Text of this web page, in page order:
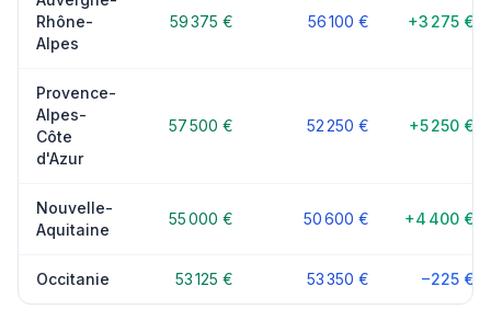
Rhône-
Alpes
59 375 € 56 100 € +3 275 €
Provence-
Alpes-
Côte
d'Azur
57 500 € 52 250 € +5 250 €
Nouvelle-
Aquitaine
55 000 € 50 600 € +4 400 €
Occitanie 53 125 € 53 350 € −225 €